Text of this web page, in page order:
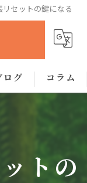
セットの鍵になる
ログ コラム
トの